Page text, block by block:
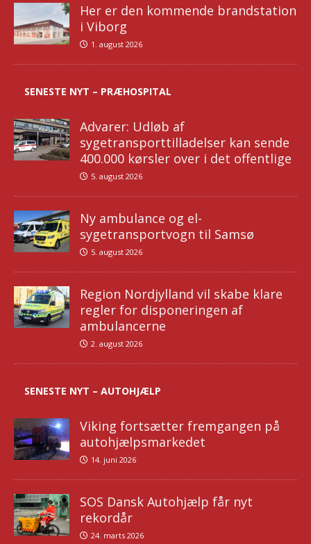
Her er den kommende brandstation
i Viborg
1. august 2026
SENESTE NYT – PRÆHOSPITAL
Advarer: Udløb af
sygetransporttilladelser kan sende
400.000 kørsler over i det offentlige
5. august 2026
Ny ambulance og el-
sygetransportvogn til Samsø
5. august 2026
Region Nordjylland vil skabe klare
regler for disponeringen af
ambulancerne
2. august 2026
SENESTE NYT – AUTOHJÆLP
Viking fortsætter fremgangen på
autohjælpsmarkedet
14. juni 2026
SOS Dansk Autohjælp får nyt
rekordår
24. marts 2026